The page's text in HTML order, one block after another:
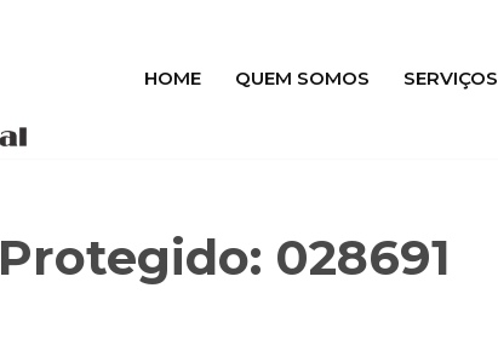
HOME QUEM SOMOS SERVIÇOS
Protegido: 028691